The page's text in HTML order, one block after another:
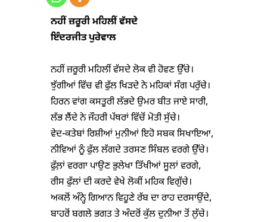
ਨਹੀਂ ਜ਼ਰੂਰੀ ਮਹਿਲੀਂ ਵੱਸਦੇ
ਇੰਦਰਜੀਤ ਪੁਰੇਵਾਲ
ਨਹੀਂ ਜ਼ਰੂਰੀ ਮਹਿਲੀਂ ਵੱਸਦੇ ਲੋਕ ਵੀ ਹੋਵਣ ਉੱਚੇ।
ਝੁੱਗੀਆਂ ਵਿੱਚ ਵੀ ਫੁੱਲ ਖਿੜਦੇ ਨੇ ਮਹਿਕਾਂ ਸੰਗ ਪਰੁੱਚੇ।
ਹਿਰਨ ਵਾਂਗ ਕਸਤੂਰੀ ਲੱਭਦੇ ਉਮਰ ਬੀਤ ਜਾਏ ਸਾਰੀ,
ਲੱਭ ਲੈਂਦੇ ਨੇ ਜੌਹਰੀ ਪੱਥਰਾਂ ਵਿੱਚੋਂ ਮੋਤੀ ਸੁੱਚੇ।
ਵੇਦ-ਕਤੇਬਾਂ ਰਿਸ਼ੀਆਂ ਮੁਨੀਆਂ ਇਹੋ ਸਬਕ ਸਿਖਾਇਆ,
ਨੀਵਿਆਂ ਨੂੰ ਫੁੱਲ ਲੱਗਦੇ ਤਰਸਣ ਸਿੰਬਲ ਵਰਗੇ ਉੱਚੇ।
ਫੁੱਲ਼ਾਂ ਵਰਗਾ ਪਾਉਣ ਭੁਲੇਖਾ ਤਿੱਖੀਆਂ ਸੂਲਾਂ ਵਰਗੇ,
ਰੀਸ ਫੁੱਲਾਂ ਦੀ ਕਰਦੇ ਵੇਖੇ ਲੋਕੀਂ ਮਹਿਕ ਵਿਗੁੱਚੇ।
ਅਕਲੋਂ ਅੰਨ੍ਹੇ ਗਿਆਨ ਵਿਹੂਣੇ ਰੱਬ ਦਾ ਰਾਹ ਦਰਸਾਉਂਦੇ,
ਬਾਹਰੋਂ ਬਗਲੇ ਭਗਤ ਤੇ ਅੰਦਰੋਂ ਕੁੱਲ ਦੁਨੀਆ ਤੋਂ ਲੁੱਚੇ।